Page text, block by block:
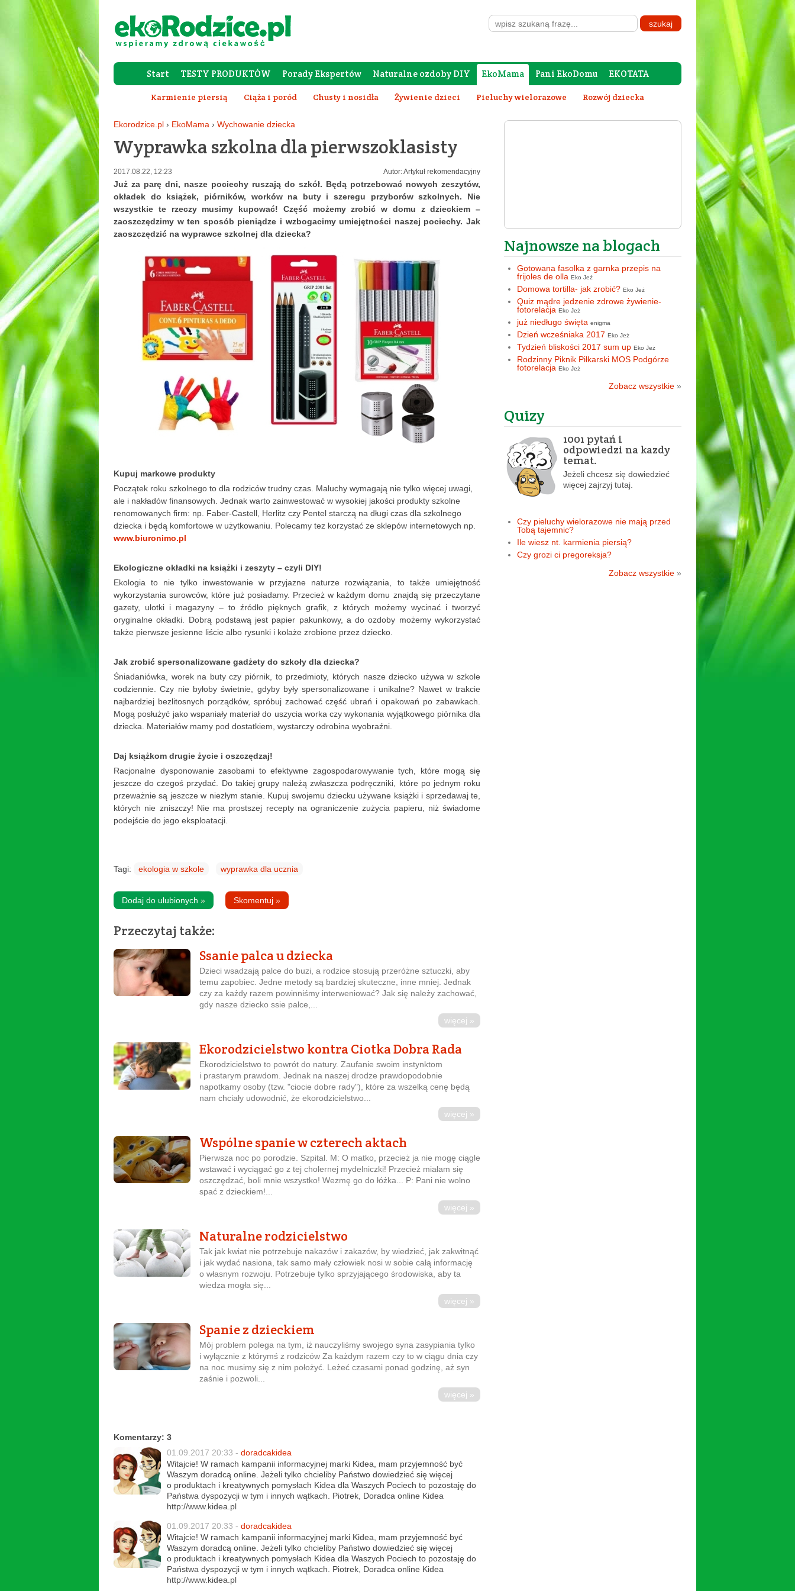
Start TESTY PRODUKTÓW Porady Ekspertów Naturalne ozdoby DIY EkoMama Pani EkoDomu EKOTATA
Forum Rodziców Galeria Szafing
Karmienie piersią Ciąża i poród Chusty i nosidła Żywienie dzieci Pieluchy wielorazowe Rozwój dziecka
Ekorodzice.pl › EkoMama › Wychowanie dziecka
Wyprawka szkolna dla pierwszoklasisty
Autor: Artykuł rekomendacyjny
2017.08.22, 12:23
Już za parę dni, nasze pociechy ruszają do szkół. Będą potrzebować nowych zeszytów,
okładek do książek, piórników, worków na buty i szeregu przyborów szkolnych. Nie
wszystkie te rzeczy musimy kupować! Część możemy zrobić w domu z dzieckiem –
zaoszczędzimy w ten sposób pieniądze i wzbogacimy umiejętności naszej pociechy. Jak
zaoszczędzić na wyprawce szkolnej dla dziecka?
Kupuj markowe produkty
Początek roku szkolnego to dla rodziców trudny czas. Maluchy wymagają nie tylko więcej uwagi,
ale i nakładów finansowych. Jednak warto zainwestować w wysokiej jakości produkty szkolne
renomowanych firm: np. Faber-Castell, Herlitz czy Pentel starczą na długi czas dla szkolnego
dziecka i będą komfortowe w użytkowaniu. Polecamy tez korzystać ze sklepów internetowych np.
www.biuronimo.pl
Ekologiczne okładki na książki i zeszyty – czyli DIY!
Ekologia to nie tylko inwestowanie w przyjazne naturze rozwiązania, to także umiejętność
wykorzystania surowców, które już posiadamy. Przecież w każdym domu znajdą się przeczytane
gazety, ulotki i magazyny – to źródło pięknych grafik, z których możemy wycinać i tworzyć
oryginalne okładki. Dobrą podstawą jest papier pakunkowy, a do ozdoby możemy wykorzystać
także pierwsze jesienne liście albo rysunki i kolaże zrobione przez dziecko.
Jak zrobić spersonalizowane gadżety do szkoły dla dziecka?
Śniadaniówka, worek na buty czy piórnik, to przedmioty, których nasze dziecko używa w szkole
codziennie. Czy nie byłoby świetnie, gdyby były spersonalizowane i unikalne? Nawet w trakcie
najbardziej bezlitosnych porządków, spróbuj zachować część ubrań i opakowań po zabawkach.
Mogą posłużyć jako wspaniały materiał do uszycia worka czy wykonania wyjątkowego piórnika dla
dziecka. Materiałów mamy pod dostatkiem, wystarczy odrobina wyobraźni.
Daj książkom drugie życie i oszczędzaj!
Racjonalne dysponowanie zasobami to efektywne zagospodarowywanie tych, które mogą się
jeszcze do czegoś przydać. Do takiej grupy należą zwłaszcza podręczniki, które po jednym roku
przeważnie są jeszcze w niezłym stanie. Kupuj swojemu dziecku używane książki i sprzedawaj te,
których nie zniszczy! Nie ma prostszej recepty na ograniczenie zużycia papieru, niż świadome
podejście do jego eksploatacji.
Tagi: ekologia w szkole wyprawka dla ucznia
Dodaj do ulubionych » Skomentuj »
Przeczytaj także:
Ssanie palca u dziecka
Dzieci wsadzają palce do buzi, a rodzice stosują przeróżne sztuczki, aby
temu zapobiec. Jedne metody są bardziej skuteczne, inne mniej. Jednak
czy za każdy razem powinniśmy interweniować? Jak się należy zachować,
gdy nasze dziecko ssie palce,...
więcej »
Ekorodzicielstwo kontra Ciotka Dobra Rada
Ekorodzicielstwo to powrót do natury. Zaufanie swoim instynktom
i prastarym prawdom. Jednak na naszej drodze prawdopodobnie
napotkamy osoby (tzw. "ciocie dobre rady"), które za wszelką cenę będą
nam chciały udowodnić, że ekorodzicielstwo...
więcej »
Wspólne spanie w czterech aktach
Pierwsza noc po porodzie. Szpital. M: O matko, przecież ja nie mogę ciągle
wstawać i wyciągać go z tej cholernej mydelniczki! Przecież miałam się
oszczędzać, boli mnie wszystko! Wezmę go do łóżka... P: Pani nie wolno
spać z dzieckiem!...
więcej »
Naturalne rodzicielstwo
Tak jak kwiat nie potrzebuje nakazów i zakazów, by wiedzieć, jak zakwitnąć
i jak wydać nasiona, tak samo mały człowiek nosi w sobie całą informację
o własnym rozwoju. Potrzebuje tylko sprzyjającego środowiska, aby ta
wiedza mogła się...
więcej »
Spanie z dzieckiem
Mój problem polega na tym, iż nauczyliśmy swojego syna zasypiania tylko
i wyłącznie z którymś z rodziców Za każdym razem czy to w ciągu dnia czy
na noc musimy się z nim położyć. Leżeć czasami ponad godzinę, aż syn
zaśnie i pozwoli...
więcej »
Komentarzy: 3
01.09.2017 20:33 - doradcakidea
Witajcie! W ramach kampanii informacyjnej marki Kidea, mam przyjemność być
Waszym doradcą online. Jeżeli tylko chcieliby Państwo dowiedzieć się więcej
o produktach i kreatywnych pomysłach Kidea dla Waszych Pociech to pozostaję do
Państwa dyspozycji w tym i innych wątkach. Piotrek, Doradca online Kidea
http://www.kidea.pl
01.09.2017 20:33 - doradcakidea
Witajcie! W ramach kampanii informacyjnej marki Kidea, mam przyjemność być
Waszym doradcą online. Jeżeli tylko chcieliby Państwo dowiedzieć się więcej
o produktach i kreatywnych pomysłach Kidea dla Waszych Pociech to pozostaję do
Państwa dyspozycji w tym i innych wątkach. Piotrek, Doradca online Kidea
http://www.kidea.pl
Najnowsze na blogach
Gotowana fasolka z garnka przepis na
frijoles de olla Eko Jeż
Domowa tortilla- jak zrobić? Eko Jeż
Quiz mądre jedzenie zdrowe żywienie-
fotorelacja Eko Jeż
już niedługo święta enigma
Dzień wcześniaka 2017 Eko Jeż
Tydzień bliskości 2017 sum up Eko Jeż
Rodzinny Piknik Piłkarski MOS Podgórze
fotorelacja Eko Jeż
Zobacz wszystkie »
Quizy
1001 pytań i
odpowiedzi na kazdy
temat.
Jeżeli chcesz się dowiedzieć
więcej zajrzyj tutaj.
Czy pieluchy wielorazowe nie mają przed
Tobą tajemnic?
Ile wiesz nt. karmienia piersią?
Czy grozi ci pregoreksja?
Zobacz wszystkie »